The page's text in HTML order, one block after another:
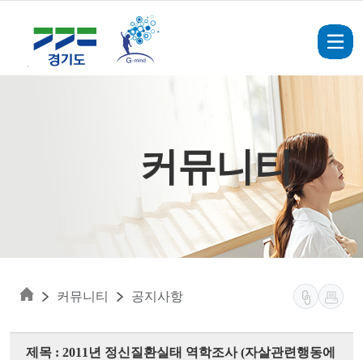
커뮤니티
커뮤니티 공지사항
제목 : 2011년 정신질환실태 역학조사 (자살관련행동에